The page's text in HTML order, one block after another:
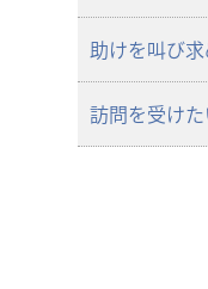
助けを叫び
訪問を受け